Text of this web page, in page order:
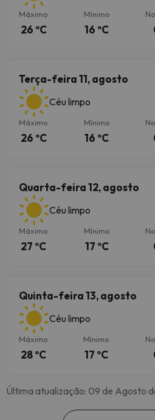
Máximo
26 ºC
Mínimo
16 ºC
Terça-feira 11, agosto
Céu limpo
Máximo
26 ºC
Mínimo
16 ºC
Quarta-feira 12, agosto
Céu limpo
Máximo
27 ºC
Mínimo
17 ºC
Quinta-feira 13, agosto
Céu limpo
Máximo
28 ºC
Mínimo
17 ºC
Última atualização: 09 de Agosto